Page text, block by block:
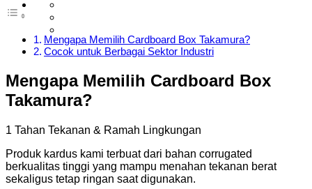
Mengapa Memilih Cardboard Box Takamura?
Cocok untuk Berbagai Sektor Industri
Mengapa Memilih Cardboard Box
Takamura?
1 Tahan Tekanan & Ramah Lingkungan
Produk kardus kami terbuat dari bahan corrugated
berkualitas tinggi yang mampu menahan tekanan berat
sekaligus tetap ringan saat digunakan.